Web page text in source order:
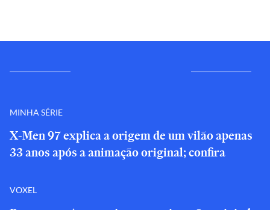
MINHA SÉRIE
X-Men 97 explica a origem de um vilão apenas
33 anos após a animação original; confira
VOXEL